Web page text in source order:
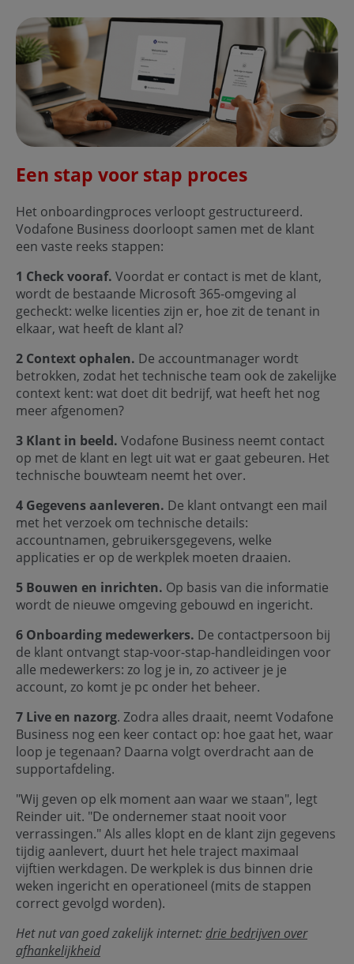
Een stap voor stap proces
Het onboardingproces verloopt gestructureerd.
Vodafone Business doorloopt samen met de klant
een vaste reeks stappen:
1 Check vooraf. Voordat er contact is met de klant,
wordt de bestaande Microsoft 365-omgeving al
gecheckt: welke licenties zijn er, hoe zit de tenant in
elkaar, wat heeft de klant al?
2 Context ophalen. De accountmanager wordt
betrokken, zodat het technische team ook de zakelijke
context kent: wat doet dit bedrijf, wat heeft het nog
meer afgenomen?
3 Klant in beeld. Vodafone Business neemt contact
op met de klant en legt uit wat er gaat gebeuren. Het
technische bouwteam neemt het over.
4 Gegevens aanleveren. De klant ontvangt een mail
met het verzoek om technische details:
accountnamen, gebruikersgegevens, welke
applicaties er op de werkplek moeten draaien.
5 Bouwen en inrichten. Op basis van die informatie
wordt de nieuwe omgeving gebouwd en ingericht.
6 Onboarding medewerkers. De contactpersoon bij
de klant ontvangt stap-voor-stap-handleidingen voor
alle medewerkers: zo log je in, zo activeer je je
account, zo komt je pc onder het beheer.
7 Live en nazorg. Zodra alles draait, neemt Vodafone
Business nog een keer contact op: hoe gaat het, waar
loop je tegenaan? Daarna volgt overdracht aan de
supportafdeling.
"Wij geven op elk moment aan waar we staan", legt
Reinder uit. "De ondernemer staat nooit voor
verrassingen." Als alles klopt en de klant zijn gegevens
tijdig aanlevert, duurt het hele traject maximaal
vijftien werkdagen. De werkplek is dus binnen drie
weken ingericht en operationeel (mits de stappen
correct gevolgd worden).
Het nut van goed zakelijk internet: drie bedrijven over
afhankelijkheid